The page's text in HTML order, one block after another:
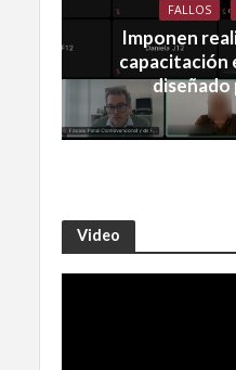
FALLOS
Imponen
capacitación
diseñado
Video